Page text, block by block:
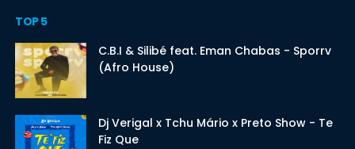
TOP 5
C.B.I & Silibé feat. Eman Chabas - Sporrv
(Afro House)
Dj Verigal x Tchu Mário x Preto Show - Te
Fiz Que